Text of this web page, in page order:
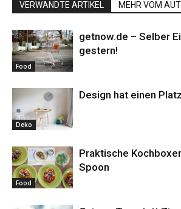
VERWANDTE ARTIKEL MEHR VOM
Food
getnow.de – Selber
gestern!
Deko
Design hat einen
Food
Praktische
Spoon